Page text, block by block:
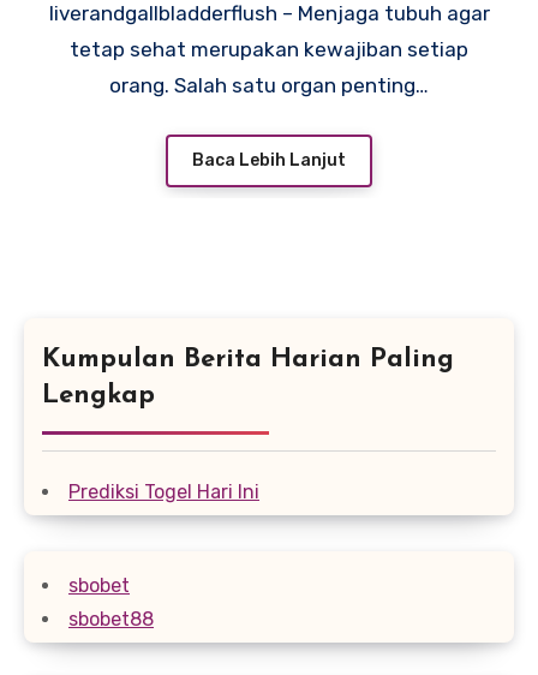
liverandgallbladderflush – Menjaga tubuh agar
tetap sehat merupakan kewajiban setiap
orang. Salah satu organ penting…
Baca Lebih Lanjut
Kumpulan Berita Harian Paling
Lengkap
Prediksi Togel Hari Ini
sbobet
sbobet88